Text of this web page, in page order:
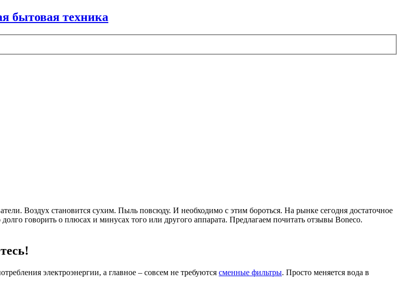
Воздух становится сухим. Пыль повсюду. И необходимо с этим бороться. На рынке сегодня достаточное
говорить о плюсах и минусах того или другого аппарата. Предлагаем почитать отзывы Boneco.
электроэнергии, а главное – совсем не требуются сменные фильтры. Просто меняется вода в